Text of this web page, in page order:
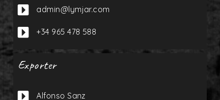
 admin@lymjar.com
 +34 965 478 588
Exporter
 Alfonso Sanz